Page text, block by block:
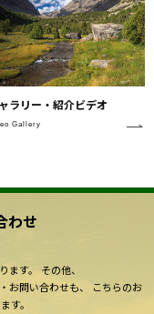
ラリー・紹介ビデオ
Gallery
わせ
ます。
その他、
お問い合わせも、
こちらのお
す。